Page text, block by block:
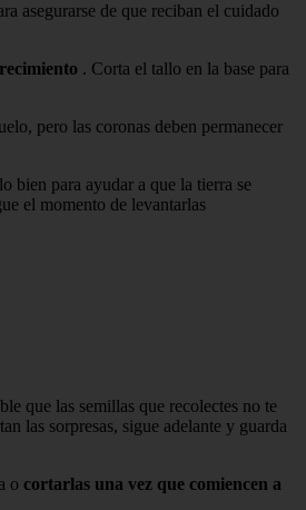
asegurarse de que reciban el cuidado
. Corta el tallo en la base para
pero las coronas deben permanecer
bien para ayudar a que la tierra se
el momento de levantarlas
que las semillas que recolectes no te
las sorpresas, sigue adelante y guarda
o cortarlas una vez que comiencen a